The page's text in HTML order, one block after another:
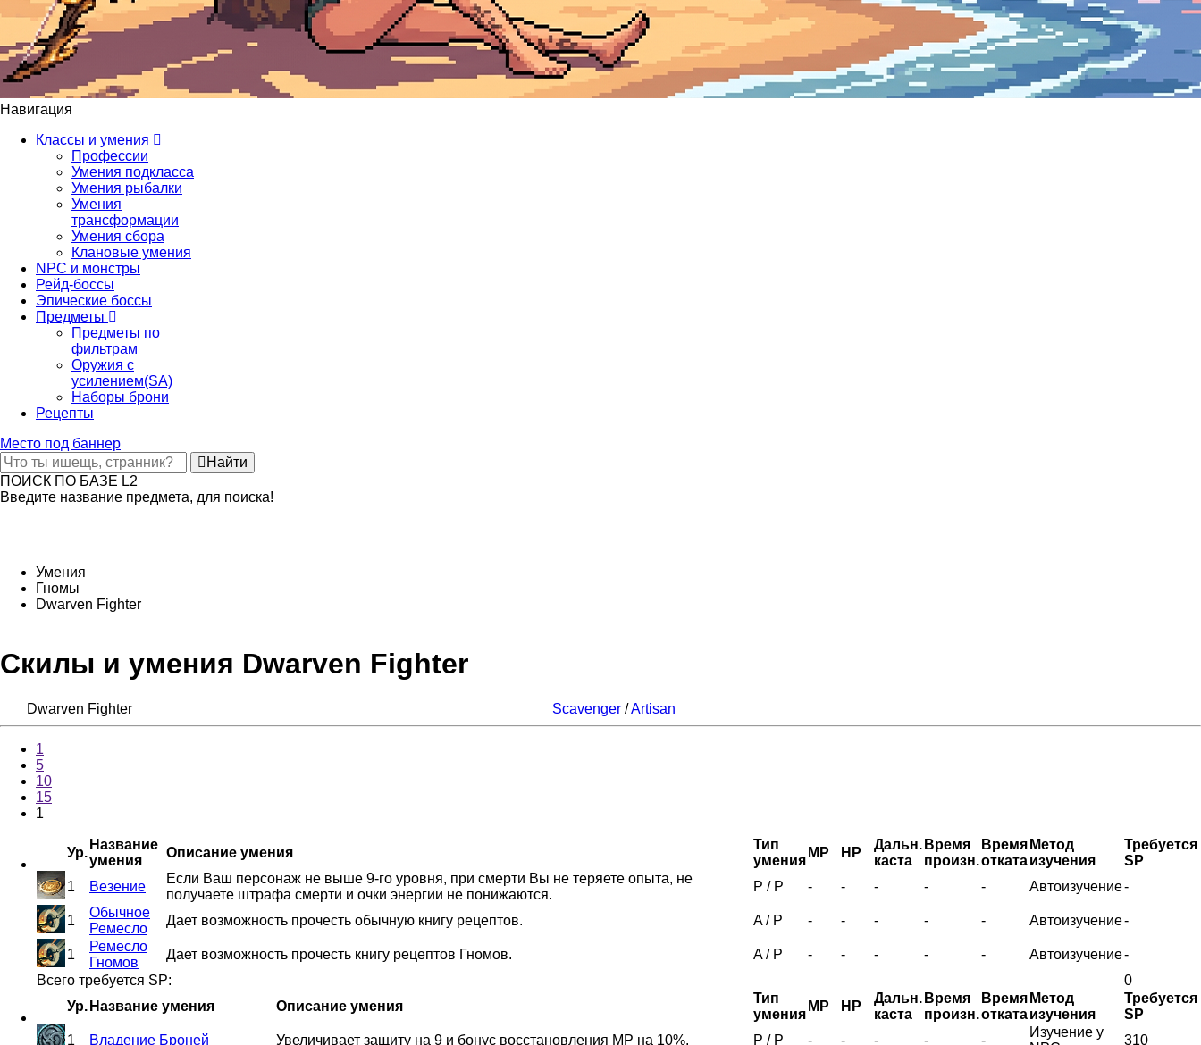
Навигация
Классы и умения
Профессии
Умения подкласса
Умения рыбалки
Умения
трансформации
Умения сбора
Клановые умения
NPC и монстры
Рейд-боссы
Эпические боссы
Предметы
Предметы по
фильтрам
Оружия с
усилением(SA)
Наборы брони
Рецепты
Место под баннер
Найти
ПОИСК ПО БАЗЕ L2
Введите название предмета, для поиска!
Умения
Гномы
Dwarven Fighter
Скилы и умения Dwarven Fighter
Dwarven Fighter Scavenger /Artisan
1
5
10
15
1
Ур.
Название
умения
Описание умения
Тип
умения
MP HP
Дальн.
каста
Время
произн.
Время
отката
Метод
изучения
Требуется
SP
1
Везение
Если Ваш персонаж не выше 9-го уровня, при смерти Вы не теряете опыта, не
получаете штрафа смерти и очки энергии не понижаются.
P / P - - - - - Автоизучение-
1
Обычное
Ремесло
Дает возможность прочесть обычную книгу рецептов. A/ P - - - - - Автоизучение-
1
Ремесло
Гномов
Дает возможность прочесть книгу рецептов Гномов. A/ P - - - - - Автоизучение-
Всего требуется SP:
0
Ур. Название умения Описание умения
Тип
умения
MP HP
Дальн.
каста
Время
произн.
Время
отката
Метод
изучения
Требуется
SP
1
Владение Броней Увеличивает защиту на 9 и бонус восстановления MP на 10%. P / P - - - - -
Изучение у
310